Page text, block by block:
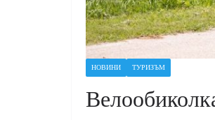
НОВИНИ ТУРИЗЪМ